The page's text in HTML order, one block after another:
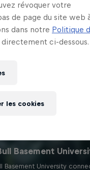
révoquer votre
de page du site web
dans notre Politique
ci-dessous.
les cookies